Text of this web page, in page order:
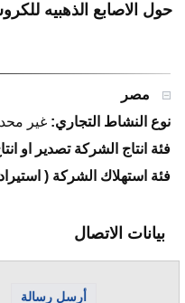
حول الاصابع الذهبيه
مصر
نوع النشاط التجاري: غير
فئة انتاج الشركة تصدير او
فئة استهلاك الشركة (
بيانات الاتصال
أرسل رسالة